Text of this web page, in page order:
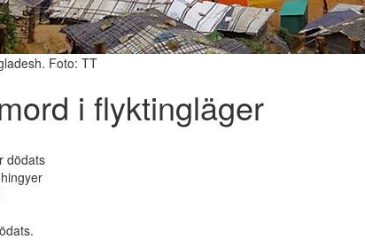
Foto: TT
i flyktingläger
dödats